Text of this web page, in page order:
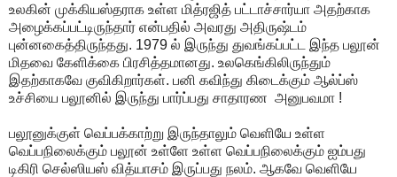
உலகின் முக்கியஸ்தராக உள்ள மித்ரஜித் பட்டாச்சார்யா அதற்காக
அழைக்கப்பட்டிருந்தார் என்பதில் அவரது அதிருஷ்டம்
புன்னகைத்திருந்தது. 1979 ல் இருந்து துவங்கப்பட்ட இந்த பலூன்
மிதவை கேளிக்கை பிரசித்தமானது. உலகெங்கிலிருந்தும்
இதற்காகவே குவிகிறார்கள். பனி கவிந்து கிடைக்கும் ஆல்ப்ஸ்
உச்சியை பலூனில் இருந்து பார்ப்பது சாதாரண அனுபவமா !
பலூனுக்குள் வெப்பக்காற்று இருந்தாலும் வெளியே உள்ள
வெப்பநிலைக்கும் பலூன் உள்ளே உள்ள வெப்பநிலைக்கும் ஐம்பது
டிகிரி செல்ஸியஸ் வித்யாசம் இருப்பது நலம். ஆகவே வெளியே